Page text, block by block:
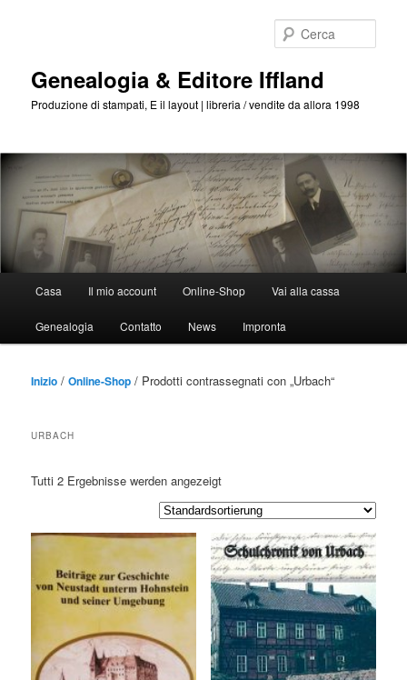
Genealogia & Editore Iffland
Produzione di stampati, E il layout | libreria / vendite da allora 1998
Casa Il mio account Online-Shop Vai alla cassa
Genealogia Contatto News Impronta
Inizio /Online-Shop / Prodotti contrassegnati con „Urbach“
URBACH
Tutti 2 Ergebnisse werden angezeigt